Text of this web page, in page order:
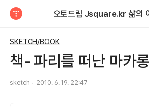
오토드림 Jsquare.kr 삶의
SKETCH/BOOK
책- 파리를 떠난 마카
sketch 2010. 6. 19. 22:47